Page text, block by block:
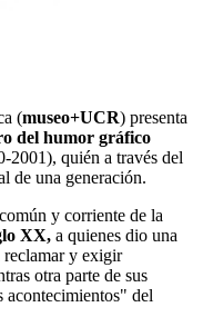
(museo+UCR) presenta
del humor gráfico
2001), quién a través del
de una generación.
y corriente de la
XX, a quienes dio una
reclamar y exigir
otra parte de sus
acontecimientos" del